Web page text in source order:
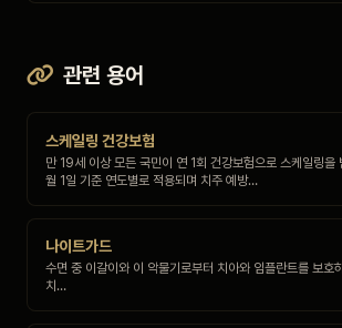
관련 용어
스케일링 건강보험
만 19세 이상 모든 국민이 연 1회 건강보험으로 스케일링을
월 1일 기준 연도별로 적용되며 치주 예방…
나이트가드
수면 중 이갈이와 이 악물기로부터 치아와 임플란트를 보호
치…